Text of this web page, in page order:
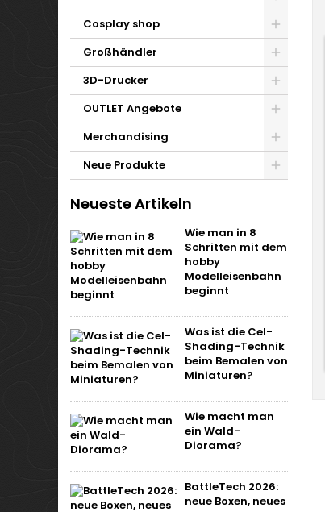
Cosplay shop
Großhändler
3D-Drucker
OUTLET Angebote
Merchandising
Neue Produkte
Neueste Artikeln
Wie man in 8
Schritten mit dem
hobby
Modelleisenbahn
beginnt
Was ist die Cel-
Shading-Technik
beim Bemalen von
Miniaturen?
Wie macht man
ein Wald-
Diorama?
BattleTech 2026:
neue Boxen, neues